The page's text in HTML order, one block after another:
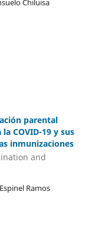
Chiluisa
parental
COVID-19 y sus
inmunizaciones
and
Ramos